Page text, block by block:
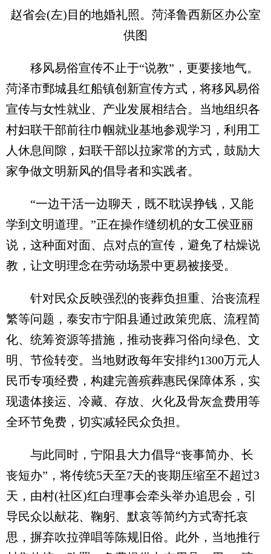
赵省会(左)目的地婚礼照。菏泽鲁西新区办公室
供图
移风易俗宣传不止于“说教”，更要接地气。
菏泽市鄄城县红船镇创新宣传方式，将移风易俗
宣传与女性就业、产业发展相结合。当地组织各
村妇联干部前往巾帼就业基地参观学习，利用工
人休息间隙，妇联干部以拉家常的方式，鼓励大
家争做文明新风的倡导者和实践者。
“一边干活一边聊天，既不耽误挣钱，又能
学到文明道理。”正在操作缝纫机的女工侯亚丽
说，这种面对面、点对点的宣传，避免了枯燥说
教，让文明理念在劳动场景中更易被接受。
针对民众反映强烈的丧葬负担重、治丧流程
繁等问题，泰安市宁阳县通过政策兜底、流程简
化、统筹资源等措施，推动丧葬习俗向绿色、文
明、节俭转变。当地财政每年安排约1300万元人
民币专项经费，构建完善殡葬惠民保障体系，实
现遗体接运、冷藏、存放、火化及骨灰盒费用等
全环节免费，切实减轻民众负担。
与此同时，宁阳县大力倡导“丧事简办、长
丧短办”，将传统5天至7天的丧期压缩至不超过3
天，由村(社区)红白理事会牵头举办追思会，引
导民众以献花、鞠躬、默哀等简约方式寄托哀
思，摒弃吹拉弹唱等陈规旧俗。此外，当地推行